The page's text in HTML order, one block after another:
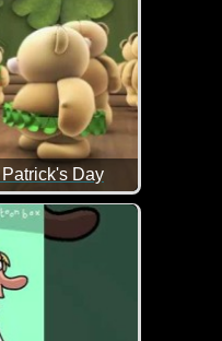
Day
Video zum Saint